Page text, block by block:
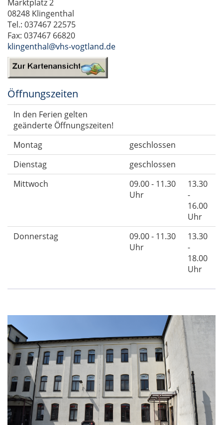
Marktplatz 2
08248 Klingenthal
Tel.: 037467 22575
Fax: 037467 66820
klingenthal@vhs-vogtland.de
Öffnungszeiten
In den Ferien gelten
geänderte Öffnungszeiten!
Montag
geschlossen
Dienstag
geschlossen
Mittwoch
09.00 - 11.30
Uhr
13.30
-
16.00
Uhr
Donnerstag
09.00 - 11.30
Uhr
13.30
-
18.00
Uhr